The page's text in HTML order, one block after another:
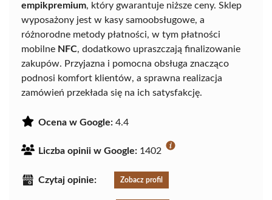
empikpremium, który gwarantuje niższe ceny. Sklep
wyposażony jest w kasy samoobsługowe, a
różnorodne metody płatności, w tym płatności
mobilne NFC, dodatkowo upraszczają finalizowanie
zakupów. Przyjazna i pomocna obsługa znacząco
podnosi komfort klientów, a sprawna realizacja
zamówień przekłada się na ich satysfakcję.
Ocena w Google: 4.4
Liczba opinii w Google: 1402
Czytaj opinie: Zobacz profil